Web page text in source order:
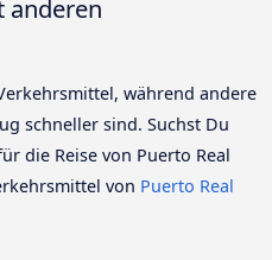
anderen
während andere
schneller sind. Suchst Du
die Reise von Puerto Real
von Puerto Real